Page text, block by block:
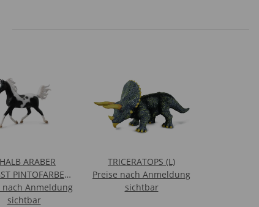
ARABER
PINTOFARBEN
WINDOW
BOX
nach Anmeldung
sichtbar
TRICERATOPS (L)
Preise nach Anmeldung
sichtbar